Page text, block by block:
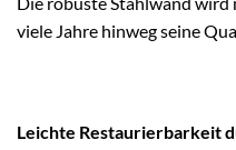
viele Jahre hinweg seine
Leichte Restaurierbarkeit